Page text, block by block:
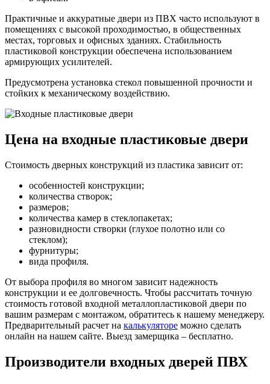
Практичные и аккуратные двери из ПВХ часто используют в
помещениях с высокой проходимостью, в общественных
местах, торговых и офисных зданиях. Стабильность
пластиковой конструкции обеспечена использованием
армирующих усилителей.
Предусмотрена установка стекол повышенной прочности и
стойких к механическому воздействию.
Цена на входные пластиковые двери
Стоимость дверных конструкций из пластика зависит от:
особенностей конструкции;
количества створок;
размеров;
количества камер в стеклопакетах;
разновидности створки (глухое полотно или со
стеклом);
фурнитуры;
вида профиля.
От выбора профиля во многом зависит надежность
конструкции и ее долговечность. Чтобы рассчитать точную
стоимость готовой входной металлопластиковой двери по
вашим размерам с монтажом, обратитесь к нашему менеджеру.
Предварительный расчет на калькуляторе можно сделать
онлайн на нашем сайте. Выезд замерщика – бесплатно.
Производители входных дверей ПВХ